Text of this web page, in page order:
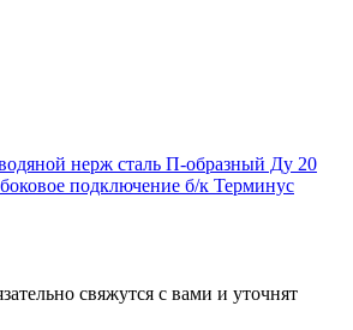
нерж сталь П-образный Ду 20
подключение б/к Терминус
свяжутся с вами и уточнят